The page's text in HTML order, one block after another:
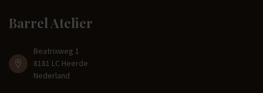
Barrel Atelier
Beatrixweg 1
8181 LC Heerde
Nederland